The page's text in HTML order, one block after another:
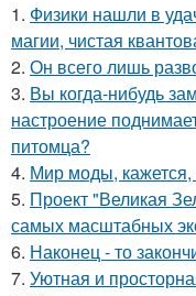
1. Физики нашли в
магии, чистая
2. Он всего лишь
3. Вы когда-нибудь
настроение
питомца?
4. Мир моды, кажется,
5. Проект "Великая
самых масштабных
6. Наконец - то
7. Уютная и